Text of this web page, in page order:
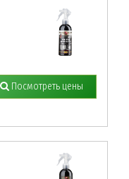
Посмотреть цены